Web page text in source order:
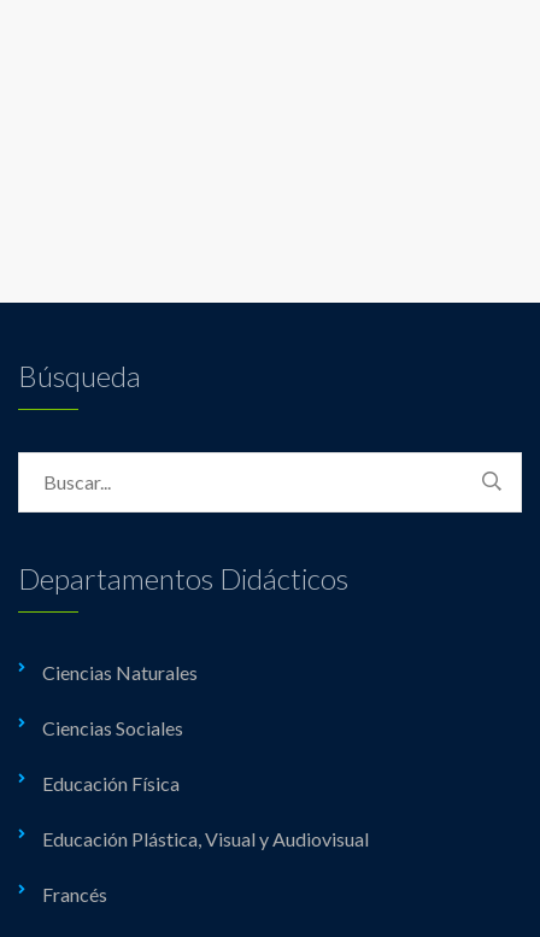
Búsqueda
Departamentos Didácticos
Ciencias Naturales
Ciencias Sociales
Educación Física
Educación Plástica, Visual y Audiovisual
Francés